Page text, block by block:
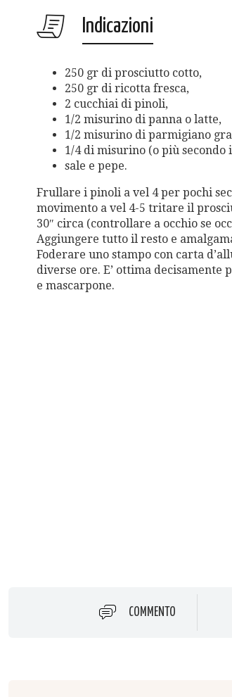
Indicazioni
250 gr di prosciutto cotto,
250 gr di ricotta fresca,
2 cucchiai di pinoli,
1/2 misurino di panna o latte,
1/2 misurino di parmigiano
1/4 di misurino (o più
sale e pepe.
Frullare i pinoli a vel 4 per pochi
movimento a vel 4-5 tritare il
30″ circa (controllare a occhio se
Aggiungere tutto il resto e
Foderare uno stampo con carta
diverse ore. E’ ottima
e mascarpone.
COMMENTO